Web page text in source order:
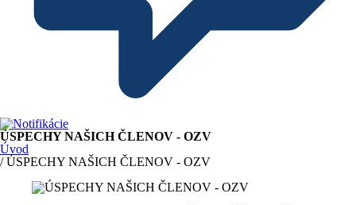
ÚSPECHY NAŠICH ČLENOV - OZV
Úvod
/ ÚSPECHY NAŠICH ČLENOV - OZV